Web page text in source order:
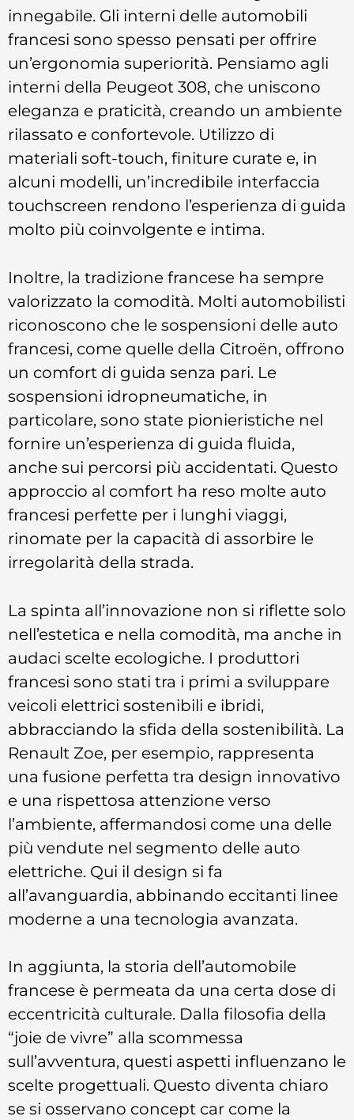
innegabile. Gli interni delle automobili
francesi sono spesso pensati per offrire
un’ergonomia superiorità. Pensiamo agli
interni della Peugeot 308, che uniscono
eleganza e praticità, creando un ambiente
rilassato e confortevole. Utilizzo di
materiali soft-touch, finiture curate e, in
alcuni modelli, un’incredibile interfaccia
touchscreen rendono l’esperienza di guida
molto più coinvolgente e intima.
Inoltre, la tradizione francese ha sempre
valorizzato la comodità. Molti automobilisti
riconoscono che le sospensioni delle auto
francesi, come quelle della Citroën, offrono
un comfort di guida senza pari. Le
sospensioni idropneumatiche, in
particolare, sono state pionieristiche nel
fornire un’esperienza di guida fluida,
anche sui percorsi più accidentati. Questo
approccio al comfort ha reso molte auto
francesi perfette per i lunghi viaggi,
rinomate per la capacità di assorbire le
irregolarità della strada.
La spinta all’innovazione non si riflette solo
nell’estetica e nella comodità, ma anche in
audaci scelte ecologiche. I produttori
francesi sono stati tra i primi a sviluppare
veicoli elettrici sostenibili e ibridi,
abbracciando la sfida della sostenibilità. La
Renault Zoe, per esempio, rappresenta
una fusione perfetta tra design innovativo
e una rispettosa attenzione verso
l’ambiente, affermandosi come una delle
più vendute nel segmento delle auto
elettriche. Qui il design si fa
all’avanguardia, abbinando eccitanti linee
moderne a una tecnologia avanzata.
In aggiunta, la storia dell’automobile
francese è permeata da una certa dose di
eccentricità culturale. Dalla filosofia della
“joie de vivre” alla scommessa
sull’avventura, questi aspetti influenzano le
scelte progettuali. Questo diventa chiaro
se si osservano concept car come la